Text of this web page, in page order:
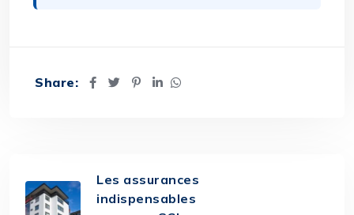
Share:
Les assurances
indispensables